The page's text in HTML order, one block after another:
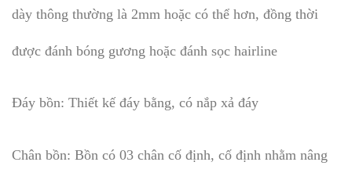
dày thông thường là 2mm hoặc có thể hơn, đồng thời
được đánh bóng gương hoặc đánh sọc hairline
Đáy bồn: Thiết kế đáy bằng, có nắp xả đáy
Chân bồn: Bồn có 03 chân cố định, cố định nhằm nâng